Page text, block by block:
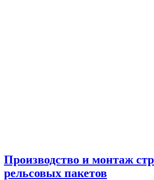
Производство и монтаж
рельсовых пакетов